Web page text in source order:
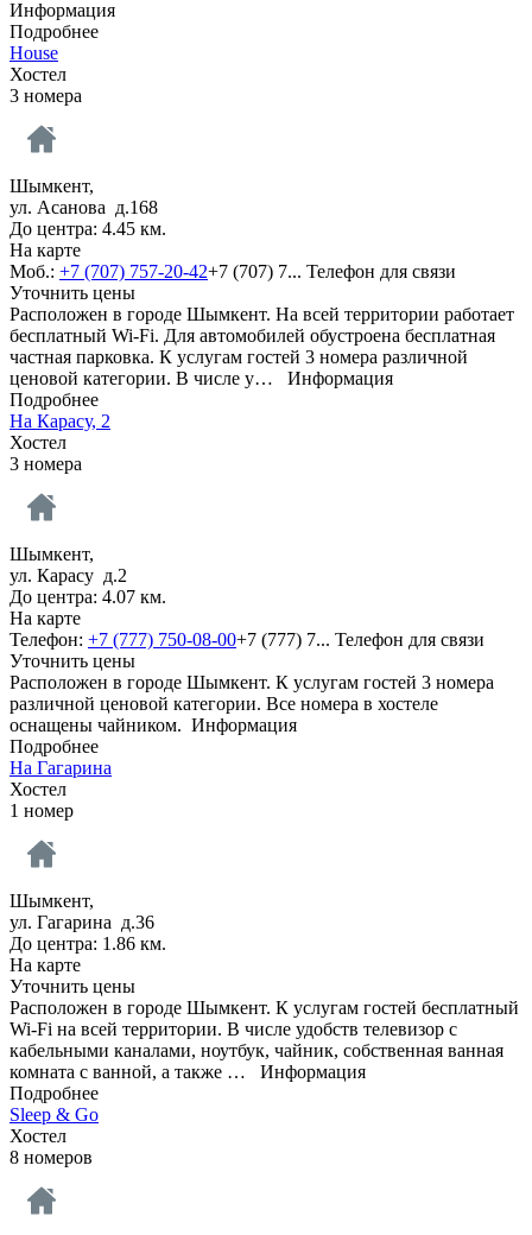
Информация
Подробнее
House
Хостел
3 номера
Шымкент,
ул. Асанова д.168
До центра: 4.45 км.
На карте
Моб.: +7 (707) 757-20-42+7 (707) 7... Телефон для связи
Уточнить цены
Расположен в городе Шымкент. На всей территории работает
бесплатный Wi-Fi. Для автомобилей обустроена бесплатная
частная парковка. К услугам гостей 3 номера различной
ценовой категории. В числе у… Информация
Подробнее
На Карасу, 2
Хостел
3 номера
Шымкент,
ул. Карасу д.2
До центра: 4.07 км.
На карте
Телефон: +7 (777) 750-08-00+7 (777) 7... Телефон для связи
Уточнить цены
Расположен в городе Шымкент. К услугам гостей 3 номера
различной ценовой категории. Все номера в хостеле
оснащены чайником. Информация
Подробнее
На Гагарина
Хостел
1 номер
Шымкент,
ул. Гагарина д.36
До центра: 1.86 км.
На карте
Уточнить цены
Расположен в городе Шымкент. К услугам гостей бесплатный
Wi-Fi на всей территории. В числе удобств телевизор с
кабельными каналами, ноутбук, чайник, собственная ванная
комната с ванной, а также … Информация
Подробнее
Sleep & Go
Хостел
8 номеров